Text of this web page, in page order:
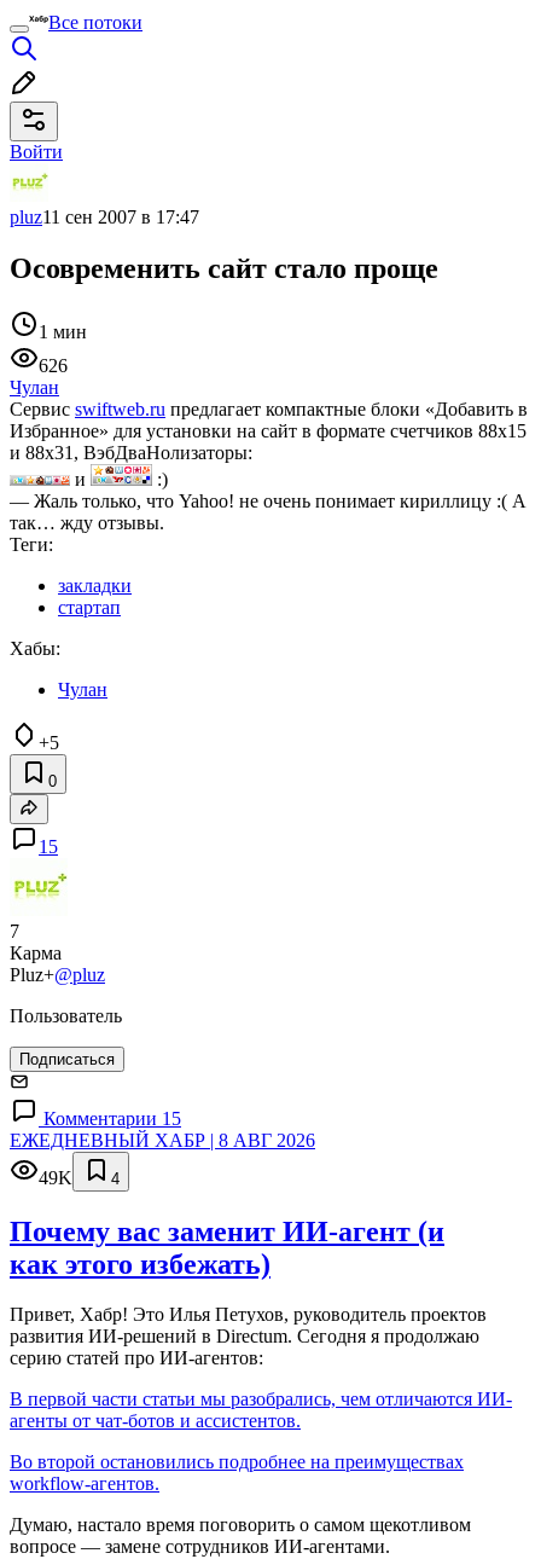
Все потоки
Войти
pluz11 сен 2007 в 17:47
Осовременить сайт стало проще
1 мин
626
Чулан
Сервис swiftweb.ru предлагает компактные блоки «Добавить в
Избранное» для установки на сайт в формате счетчиков 88х15
и 88х31, ВэбДваНолизаторы:
и
:)
— Жаль только, что Yahoo! не очень понимает кириллицу :( А
так… жду отзывы.
Теги:
закладки
стартап
Хабы:
Чулан
+5
0
15
7
Карма
Pluz+@pluz
Пользователь
Подписаться
Комментарии 15
ЕЖЕДНЕВНЫЙ ХАБР | 8 АВГ 2026
49K
4
Почему вас заменит ИИ‑агент (и
как этого избежать)
Привет, Хабр! Это Илья Петухов, руководитель проектов
развития ИИ-решений в Directum. Сегодня я продолжаю
серию статей про ИИ-агентов:
В первой части статьи мы разобрались, чем отличаются ИИ-
агенты от чат-ботов и ассистентов.
Во второй остановились подробнее на преимуществах
workflow-агентов.
Думаю, настало время поговорить о самом щекотливом
вопросе — замене сотрудников ИИ-агентами.